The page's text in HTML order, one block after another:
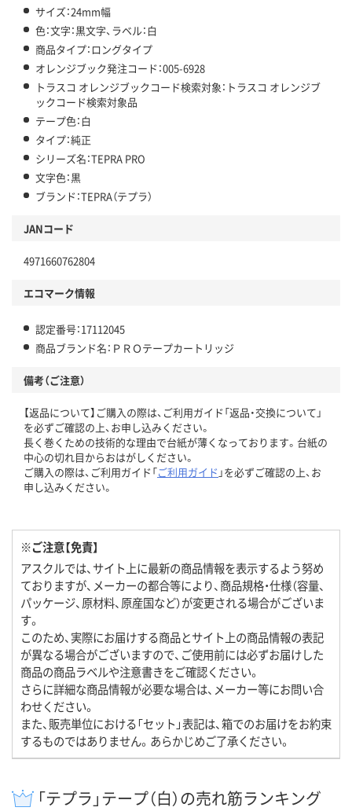
サイズ：24mm幅
色：文字：黒文字、ラベル：白
商品タイプ：ロングタイプ
オレンジブック発注コード：005-6928
トラスコ オレンジブックコード検索対象：トラスコ オレンジブ
ックコード検索対象品
テープ色：白
タイプ：純正
シリーズ名：TEPRA PRO
文字色：黒
ブランド：TEPRA（テプラ）
JANコード
4971660762804
エコマーク情報
認定番号：17112045
商品ブランド名：ＰＲＯテープカートリッジ
備考（ご注意）
【返品について】ご購入の際は、ご利用ガイド「返品・交換について」
を必ずご確認の上、お申し込みください。
長く巻くための技術的な理由で台紙が薄くなっております。台紙の
中心の切れ目からおはがしください。
ご購入の際は、ご利用ガイド「ご利用ガイド 」を必ずご確認の上、お
申し込みください。
※ご注意【免責】
アスクルでは、サイト上に最新の商品情報を表示するよう努め
ておりますが、メーカーの都合等により、商品規格・仕様（容量、
パッケージ、原材料、原産国など）が変更される場合がございま
す。
このため、実際にお届けする商品とサイト上の商品情報の表記
が異なる場合がございますので、ご使用前には必ずお届けした
商品の商品ラベルや注意書きをご確認ください。
さらに詳細な商品情報が必要な場合は、メーカー等にお問い合
わせください。
また、販売単位における「セット」表記は、箱でのお届けをお約束
するものではありません。あらかじめご了承ください。
「テプラ」テープ（白）の売れ筋ランキング